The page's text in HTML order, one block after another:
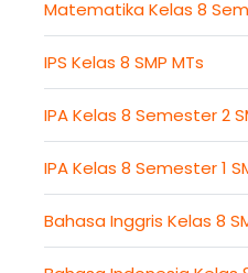
Matematika Kelas 8
IPS Kelas 8 SMP MTs
IPA Kelas 8 Semester 2
IPA Kelas 8 Semester 1
Bahasa Inggris Kelas 8